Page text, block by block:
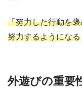
「努力した行動を
努力するようになる
外遊びの重要